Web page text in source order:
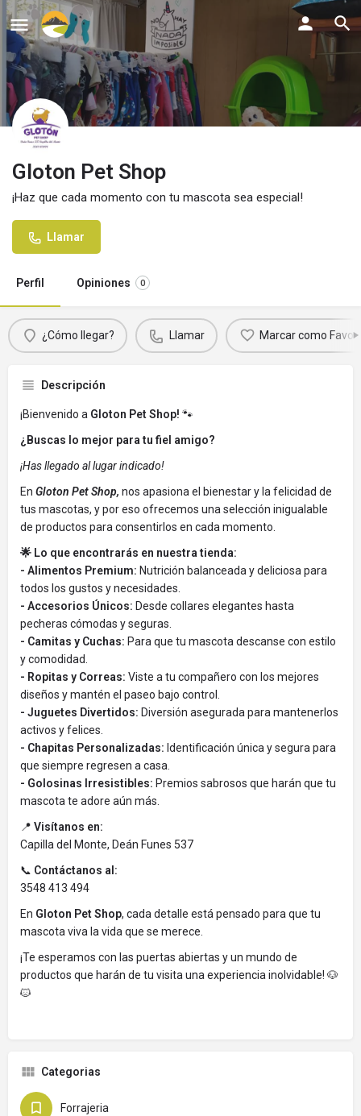
Gloton Pet Shop
¡Haz que cada momento con tu mascota sea especial!
Llamar
Perfil Opiniones 0
¿Cómo llegar? Llamar Marcar como
Descripción
¡Bienvenido a Gloton Pet Shop! 🐾
¿Buscas lo mejor para tu fiel amigo?
¡Has llegado al lugar indicado!
En Gloton Pet Shop, nos apasiona el bienestar y la felicidad de
tus mascotas, y por eso ofrecemos una selección inigualable
de productos para consentirlos en cada momento.
🌟 Lo que encontrarás en nuestra tienda:
- Alimentos Premium: Nutrición balanceada y deliciosa para
todos los gustos y necesidades.
- Accesorios Únicos: Desde collares elegantes hasta
pecheras cómodas y seguras.
- Camitas y Cuchas: Para que tu mascota descanse con estilo
y comodidad.
- Ropitas y Correas: Viste a tu compañero con los mejores
diseños y mantén el paseo bajo control.
- Juguetes Divertidos: Diversión asegurada para mantenerlos
activos y felices.
- Chapitas Personalizadas: Identificación única y segura para
que siempre regresen a casa.
- Golosinas Irresistibles: Premios sabrosos que harán que tu
mascota te adore aún más.
📍 Visítanos en:
Capilla del Monte, Deán Funes 537
📞 Contáctanos al:
3548 413 494
En Gloton Pet Shop, cada detalle está pensado para que tu
mascota viva la vida que se merece.
¡Te esperamos con las puertas abiertas y un mundo de
productos que harán de tu visita una experiencia inolvidable! 🐶
🐱
Categorias
Forrajeria